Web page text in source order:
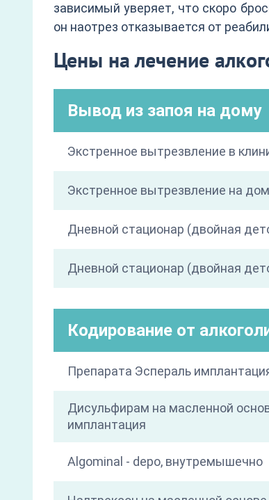
зависимый уверяет, что скоро
он наотрез отказывается от
Цены на лечение
Вывод из запоя на дому
Экстренное вытрезвление в
Экстренное вытрезвление на
Дневной стационар (двойная
Дневной стационар (двойная
Кодирование от
Препарата Эспераль
Дисульфирам на масленной
имплантация
Algominal - depo, внутремышечно